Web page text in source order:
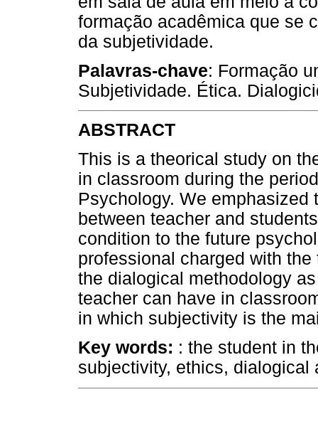
formação acadêmica que se
da subjetividade.
Palavras-chave: Formação
Subjetividade. Ética.
ABSTRACT
This is a theorical study on
in classroom during the
Psychology. We
between teacher and
condition to the future
professional charged with
the dialogical methodology
teacher can have in
in which subjectivity is the
Key words: : the student in
subjectivity, ethics, dialogical